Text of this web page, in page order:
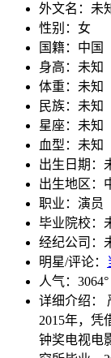
外文名： 未
性别： 女
国籍： 中国
身高： 未知
体重： 未知
民族： 未知
星座： 未知
血型： 未知
出生日期：
出生地区：
职业： 演员
毕业院校：
经纪公司：
明星/评论：
人气： 3064°
详细介绍：
2015年，凭
钟奖电视电